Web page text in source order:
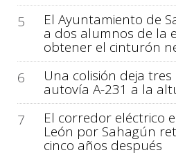
5
El Ayuntamiento de
a dos alumnos de la
obtener el cinturón
6
Una colisión deja
autovía A-231 a la
7
El corredor eléctrico
León por Sahagún
cinco años después